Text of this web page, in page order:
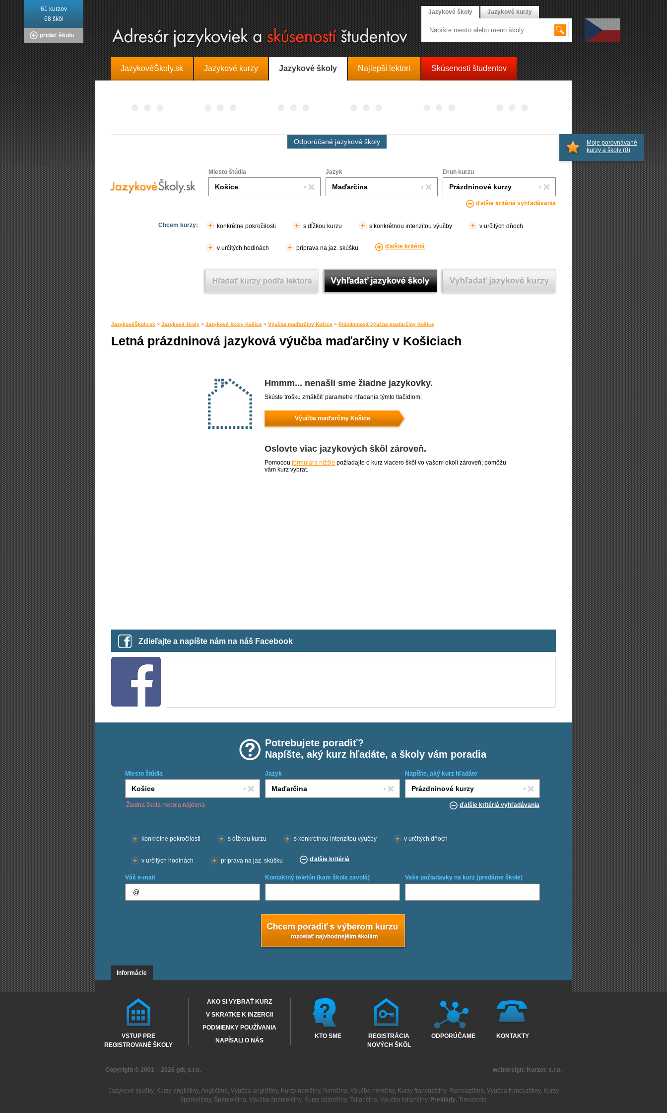
JazykovéŠkoly.sk Jazykové kurzy Jazykové školy Najlepší lektori Skúsenosti študentov
Odporúčané jazykové školy
Miesto štúdia Jazyk Druh kurzu
ďalšie kritériá vyhľadávania
Chcem kurzy: konkrétne pokročilosti s dĺžkou kurzu s konkrétnou intenzitou výučby v určitých dňoch
v určitých hodinách príprava na jaz. skúšku ďalšie kritériá
JazykovéŠkoly.sk > Jazykové školy > Jazykové školy Košice > Výučba maďarčiny Košice > Prázdninová výučba maďarčiny Košice
Letná prázdninová jazyková výučba maďarčiny v Košiciach
Hmmm... nenašli sme žiadne jazykovky.
Skúste trošku zmäkčiť parametre hľadania týmto tlačidlom:
Výučba maďarčiny Košice
Oslovte viac jazykových škôl zároveň.
Pomocou formulára nižšie požiadajte o kurz viacero škôl vo vašom okolí zároveň; pomôžu
vám kurz vybrat.
Zdieľajte a napíšte nám na náš Facebook
Potrebujete poradiť?
Napíšte, aký kurz hľadáte, a školy vám poradia
Miesto štúdia Jazyk Napíšte, aký kurz hľadáte
Žiadna škola nebola nájdená ďalšie kritériá vyhľadávania
konkrétne pokročilosti
s dĺžkou kurzu s konkrétnou intenzitou výučby v určitých dňoch
v určitých hodinách príprava na jaz. skúšku ďalšie kritériá
Váš e-mail Kontaktný telefón (kam škola zavolá) Vaše požiadavky na kurz (predáme škole)
Moje porovnávané
kurzy a školy (0)
61 kurzov
68 škôl
pridať školu
Jazykové školy Jazykové kurzy
Informácie
VSTUP PRE
REGISTROVANÉ ŠKOLY
AKO SI VYBRAŤ KURZ
V SKRATKE K INZERCII
PODMIENKY POUŽÍVANIA
NAPÍSALI O NÁS
KTO SME
REGISTRÁCIA
NOVÝCH ŠKÔL
ODPORÚČAME KONTAKTY
Copyright © 2001 – 2026 gdi, s.r.o. webdesign: Kurzor, s.r.o.
Jazykové skúšky, Kurzy angličtiny, Angličtina, Výučba angličtiny, Kurzy nemčiny, Nemčina, Výučba nemčiny, Kurzy francúzštiny, Francúzština, Výučba francúzštiny, Kurzy
španielčiny, Španielčina, Výučba španielčiny, Kurzy taliančiny, Taliančina, Výučba taliančiny, Preklady, Tlmočenie